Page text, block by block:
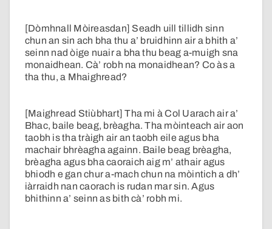
[Dòmhnall Mòireasdan] Seadh uill tillidh sinn
chun an sin ach bha thu a’ bruidhinn air a bhith a’
seinn nad òige nuair a bha thu beag a-muigh sna
monaidhean. Cà’ robh na monaidhean? Co às a
tha thu, a Mhaighread?
[Maighread Stiùbhart] Tha mi à Col Uarach air a’
Bhac, baile beag, brèagha. Tha mòinteach air aon
taobh is tha tràigh air an taobh eile agus bha
machair bhrèagha againn. Baile beag brèagha,
brèagha agus bha caoraich aig m’ athair agus
bhiodh e gan chur a-mach chun na mòintich a dh’
iàrraidh nan caorach is rudan mar sin. Agus
bhithinn a’ seinn as bith cà’ robh mi.